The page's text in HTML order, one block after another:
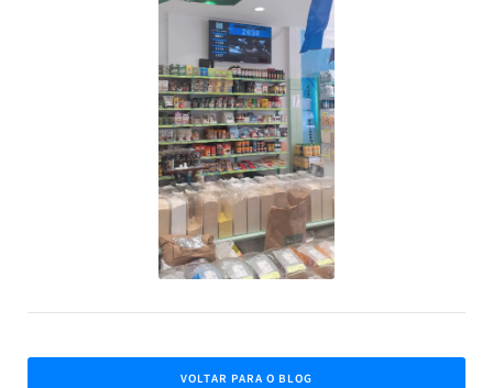
VOLTAR PARA O BLOG